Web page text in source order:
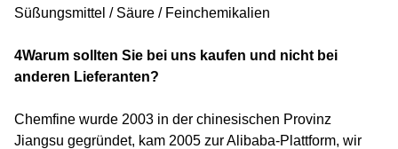
Süßungsmittel / Säure / Feinchemikalien
4Warum sollten Sie bei uns kaufen und nicht bei
anderen Lieferanten?
Chemfine wurde 2003 in der chinesischen Provinz
Jiangsu gegründet, kam 2005 zur Alibaba-Plattform, wir